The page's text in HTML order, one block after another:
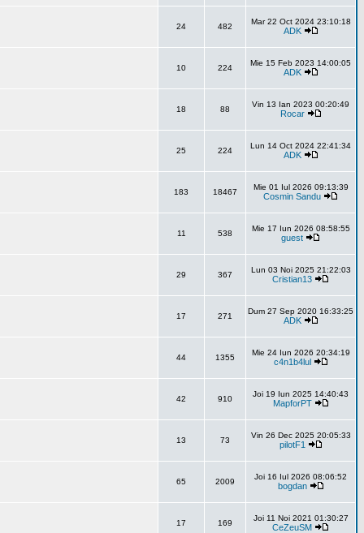
24 482
Mar 22 Oct 2024 23:10:18
ADK
10 224
Mie 15 Feb 2023 14:00:05
ADK
18 88
Vin 13 Ian 2023 00:20:49
Rocar
25 224
Lun 14 Oct 2024 22:41:34
ADK
183 18467
Mie 01 Iul 2026 09:13:39
Cosmin Sandu
11 538
Mie 17 Iun 2026 08:58:55
guest
29 367
Lun 03 Noi 2025 21:22:03
Cristian13
17 271
Dum 27 Sep 2020 16:33:25
ADK
44 1355
Mie 24 Iun 2026 20:34:19
c4n1b4lul
42 910
Joi 19 Iun 2025 14:40:43
MapforPT
13 73
Vin 26 Dec 2025 20:05:33
pilotF1
65 2009
Joi 16 Iul 2026 08:06:52
bogdan
17 169
Joi 11 Noi 2021 01:30:27
CeZeuSM